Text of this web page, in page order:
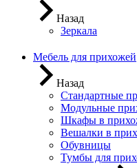
Назад
Зеркала
Мебель для прихожей
Назад
Стандартные
Модульные
Шкафы в
Вешалки в
Обувницы
Тумбы для